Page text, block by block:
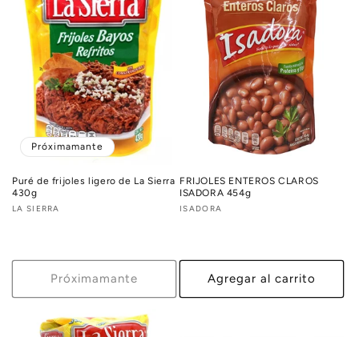
Próximamante
Puré de frijoles ligero de La Sierra
430g
Proveedor:
LA SIERRA
Próximamante
FRIJOLES ENTEROS CLAROS
ISADORA 454g
Proveedor:
ISADORA
Agregar al carrito